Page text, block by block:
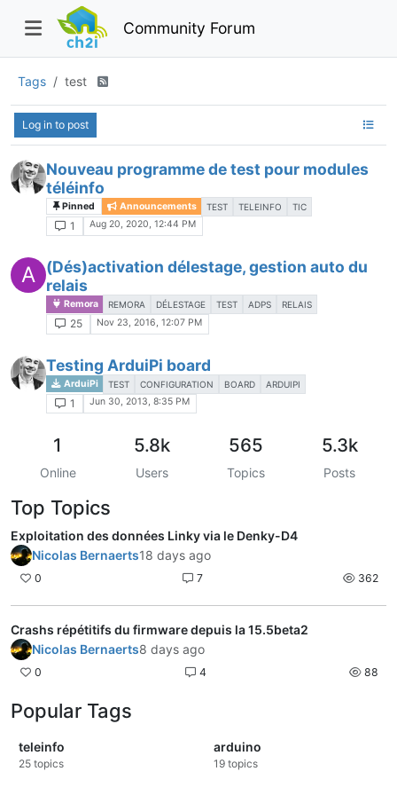
Community Forum
Tags test
Log in to post
Nouveau programme de test pour modules
téléinfo
Pinned Announcements TEST TELEINFO TIC
1 Aug 20, 2020, 12:44 PM
A
(Dés)activation délestage, gestion auto du
relais
Remora REMORA DÉLESTAGE TEST ADPS RELAIS
25 Nov 23, 2016, 12:07 PM
Testing ArduiPi board
ArduiPi TEST CONFIGURATION BOARD ARDUIPI
1 Jun 30, 2013, 8:35 PM
1
Online
5.8k
Users
565
Topics
5.3k
Posts
Top Topics
Exploitation des données Linky via le Denky-D4
Nicolas Bernaerts18 days ago
0 7 362
Crashs répétitifs du firmware depuis la 15.5beta2
Nicolas Bernaerts8 days ago
0 4 88
Popular Tags
teleinfo
25 topics
arduino
19 topics